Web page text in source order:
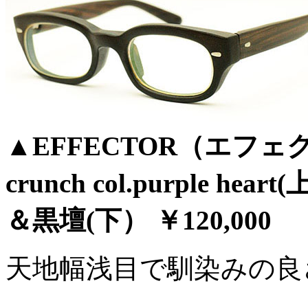
▲EFFECTOR（エフェ
crunch col.purple heart(
＆黒壇(下） ￥120,000
天地幅浅目で馴染みの